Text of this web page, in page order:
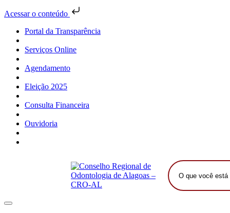
Acessar o conteúdo
Portal da Transparência
Serviços Online
Agendamento
Eleição 2025
Consulta Financeira
Ouvidoria
O
que